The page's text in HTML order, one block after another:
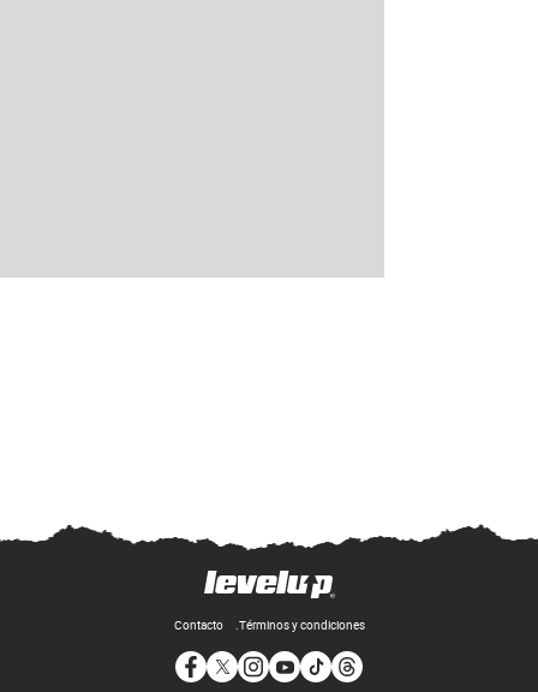
Contacto Términos y condiciones
Opens in new window
Opens in new window
Opens in new window
Opens in new window
Opens in new window
Opens in new window